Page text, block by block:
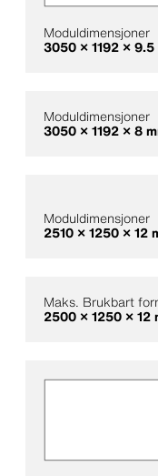
Moduldimensjoner
3050 × 1192 × 9.5
Moduldimensjoner
3050 × 1192 × 8
Moduldimensjoner
2510 × 1250 × 12
Maks. Brukbart
2500 × 1250 × 12